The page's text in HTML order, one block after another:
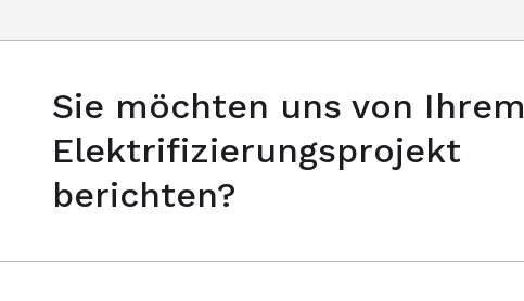
Sie möchten uns von Ihrem
Elektrifizierungsprojekt
berichten?